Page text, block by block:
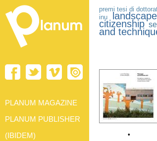
premi tesi di
inu
landscape
citizenship
and
•
PLANUM MAGAZINE
PLANUM PUBLISHER
(IBIDEM)